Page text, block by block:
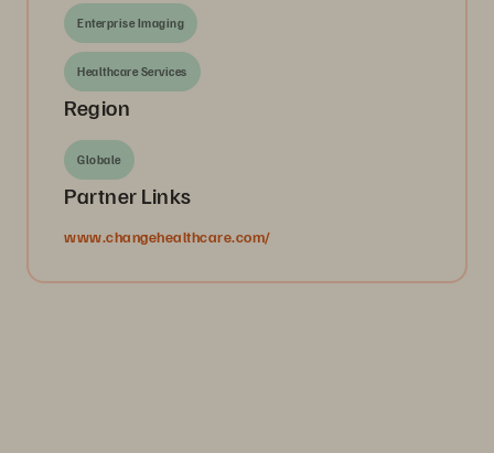
Enterprise Imaging
Healthcare Services
Region
Globale
Partner Links
www.changehealthcare.com/